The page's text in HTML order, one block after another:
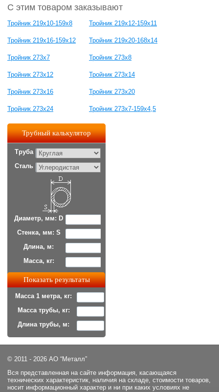
С этим товаром заказывают
Тройник 219х10-159х8 Тройник 219х12-159х11
Тройник 219х16-159х12 Тройник 219х20-168х14
Тройник 273х7 Тройник 273х8
Тройник 273х12 Тройник 273х14
Тройник 273х16 Тройник 273х20
Тройник 273х24 Тройник 273х7-159х4,5
Трубный калькулятор
Труба
Сталь
Диаметр, мм: D
Стенка, мм: S
Длина, м:
Масса, кг:
Масса 1 метра, кг:
Масса трубы, кг:
Длина трубы, м:
© 2011 - 2026 АО “Металл”
Вся представленная на сайте информация, касающаяся
технических характеристик, наличия на складе, стоимости товаров,
носит информационный характер и ни при каких условиях не